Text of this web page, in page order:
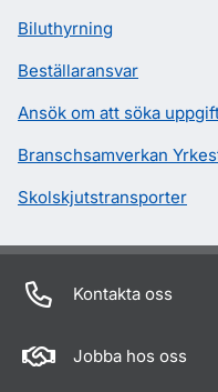
Biluthyrning
Beställaransvar
Ansök om att söka
Branschsamverkan
Skolskjutstransporter
Kontakta oss
Jobba hos oss